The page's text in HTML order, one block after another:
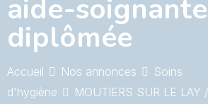
aide-soignante
diplômée
Accueil Nos annonces
Soins
d'hygiène
MOUTIERS SUR LE LAY